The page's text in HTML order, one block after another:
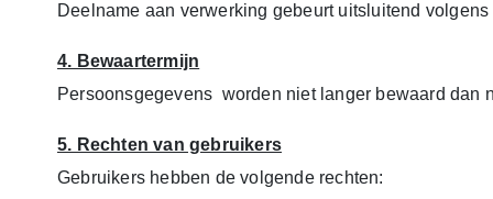
Deelname aan verwerking gebeurt uitsluitend
4. Bewaartermijn
Persoonsgegevens worden niet langer bewaard dan
5. Rechten van gebruikers
Gebruikers hebben de volgende rechten: